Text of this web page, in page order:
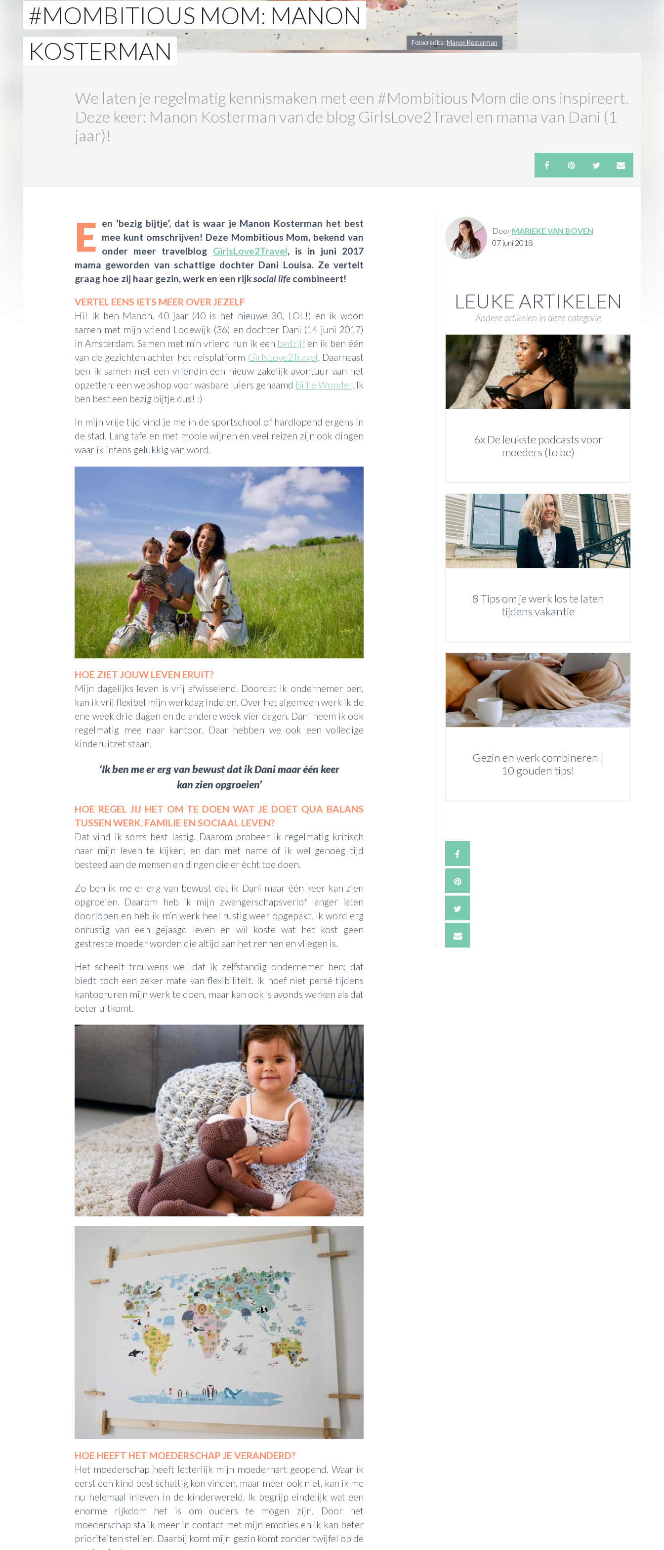
Fotocredits: Manon Kosterman
#MOMBITIOUS MOM: MANON
KOSTERMAN
We laten je regelmatig kennismaken met een #Mombitious Mom die ons inspireert.
Deze keer: Manon Kosterman van de blog GirlsLove2Travel en mama van Dani (1
jaar)!
E en ‘bezig bijtje’, dat is waar je Manon Kosterman het best
mee kunt omschrijven! Deze Mombitious Mom, bekend van
onder meer travelblog GirlsLove2Travel, is in juni 2017
mama geworden van schattige dochter Dani Louisa. Ze vertelt
graag hoe zij haar gezin, werk en een rijksocial life combineert!
VERTEL EENS IETS MEER OVER JEZELF
Hi! Ik ben Manon, 40 jaar (40 is het nieuwe 30, LOL!) en ik woon
samen met mijn vriend Lodewijk (36) en dochter Dani (14 juni 2017)
in Amsterdam. Samen met m’n vriend run ik een bedrijf en ik ben één
van de gezichten achter het reisplatform GirlsLove2Travel. Daarnaast
ben ik samen met een vriendin een nieuw zakelijk avontuur aan het
opzetten: een webshop voor wasbare luiers genaamd Billie Wonder. Ik
ben best een bezig bijtje dus! :)
In mijn vrije tijd vind je me in de sportschool of hardlopend ergens in
de stad. Lang tafelen met mooie wijnen en veel reizen zijn ook dingen
waar ik intens gelukkig van word.
HOE ZIET JOUW LEVEN ERUIT?
Mijn dagelijks leven is vrij afwisselend. Doordat ik ondernemer ben,
kan ik vrij flexibel mijn werkdag indelen. Over het algemeen werk ik de
ene week drie dagen en de andere week vier dagen. Dani neem ik ook
regelmatig mee naar kantoor. Daar hebben we ook een volledige
kinderuitzet staan.
‘Ik ben me er erg van bewust dat ik Dani maar één keer
kan zien opgroeien’
HOE REGEL JIJ HET OM TE DOEN WAT JE DOET QUA BALANS
TUSSEN WERK, FAMILIE EN SOCIAAL LEVEN?
Dat vind ik soms best lastig. Daarom probeer ik regelmatig kritisch
naar mijn leven te kijken, en dan met name of ik wel genoeg tijd
besteed aan de mensen en dingen die er écht toe doen.
Zo ben ik me er erg van bewust dat ik Dani maar één keer kan zien
opgroeien. Daarom heb ik mijn zwangerschapsverlof langer laten
doorlopen en heb ik m’n werk heel rustig weer opgepakt. Ik word erg
onrustig van een gejaagd leven en wil koste wat het kost geen
gestreste moeder worden die altijd aan het rennen en vliegen is.
Het scheelt trouwens wel dat ik zelfstandig ondernemer ben; dat
biedt toch een zeker mate van flexibiliteit. Ik hoef niet persé tijdens
kantooruren mijn werk te doen, maar kan ook ’s avonds werken als dat
beter uitkomt.
HOE HEEFT HET MOEDERSCHAP JE VERANDERD?
Het moederschap heeft letterlijk mijn moederhart geopend. Waar ik
eerst een kind best schattig kon vinden, maar meer ook niet, kan ik me
nu helemaal inleven in de kinderwereld. Ik begrijp eindelijk wat een
enorme rijkdom het is om ouders te mogen zijn. Door het
moederschap sta ik meer in contact met mijn emoties en ik kan beter
prioriteiten stellen. Daarbij komt mijn gezin komt zonder twijfel op de
Door MARIEKE VAN BOVEN
07 juni 2018
LEUKE ARTIKELEN
Andere artikelen in deze categorie
6x De leukste podcasts voor
moeders (to be)
8 Tips om je werk los te laten
tijdens vakantie
Gezin en werk combineren |
10 gouden tips!